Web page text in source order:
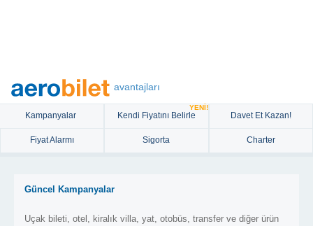
avantajları
Kampanyalar Kendi Fiyatını Belirle
YENİ!
Davet Et Kazan!
Fiyat Alarmı Sigorta Charter
Güncel Kampanyalar
Uçak bileti, otel, kiralık villa, yat, otobüs, transfer ve diğer ürün